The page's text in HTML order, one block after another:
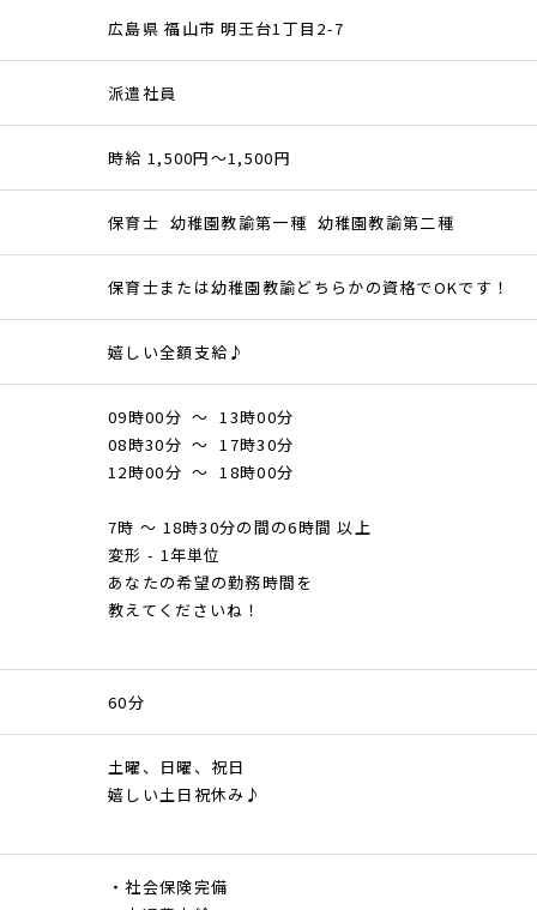
広島県 福山市 明王台1丁目2-7
派遣社員
時給 1,500円～1,500円
保育士 幼稚園教諭第一種 幼稚園教諭第二種
保育士または幼稚園教諭どちらかの資格でOKです！
嬉しい全額支給♪
09時00分 ～ 13時00分
08時30分 ～ 17時30分
12時00分 ～ 18時00分
7時 ～ 18時30分の間の6時間 以上
変形 - 1年単位
あなたの希望の勤務時間を
教えてくださいね！
60分
土曜、日曜、祝日
嬉しい土日祝休み♪
・社会保険完備